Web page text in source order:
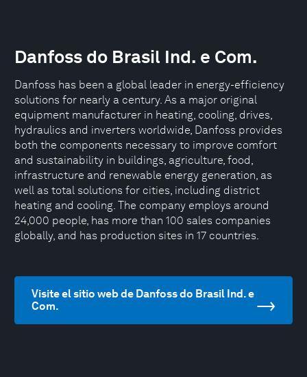
Danfoss do Brasil Ind. e Com.
Danfoss has been a global leader in energy-efficiency
solutions for nearly a century. As a major original
equipment manufacturer in heating, cooling, drives,
hydraulics and inverters worldwide, Danfoss provides
both the components necessary to improve comfort
and sustainability in buildings, agriculture, food,
infrastructure and renewable energy generation, as
well as total solutions for cities, including district
heating and cooling. The company employs around
24,000 people, has more than 100 sales companies
globally, and has production sites in 17 countries.
Visite el sitio web de Danfoss do Brasil Ind. e
Com.